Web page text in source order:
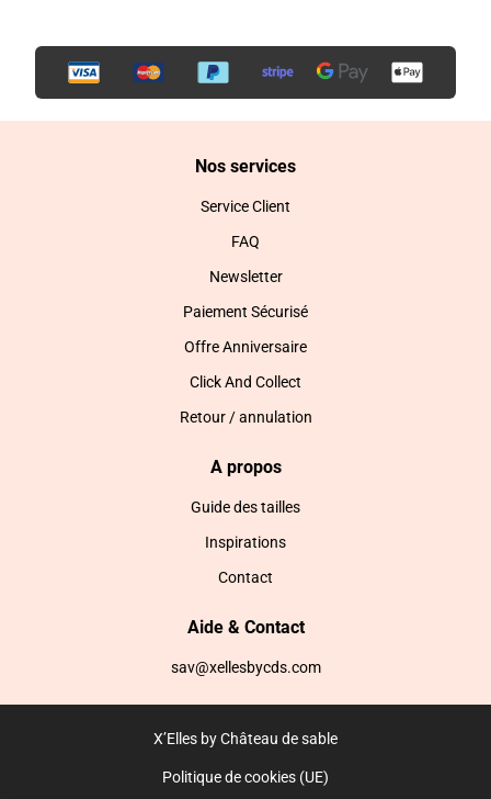
Nos services
Service Client
FAQ
Newsletter
Paiement Sécurisé
Offre Anniversaire
Click And Collect
Retour / annulation
A propos
Guide des tailles
Inspirations
Contact
Aide & Contact
sav@xellesbycds.com
X’Elles by Château de sable
Politique de cookies (UE)